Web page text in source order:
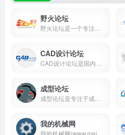
野火论坛
CAD设计论坛
成型论坛
我的机械网